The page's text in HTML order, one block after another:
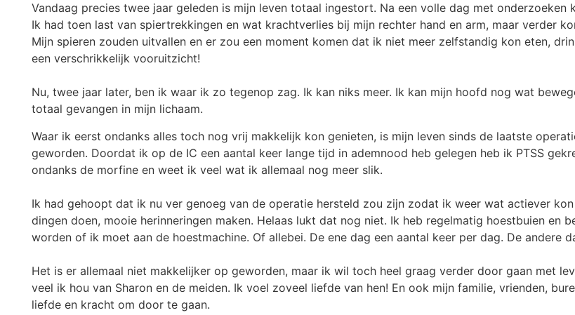
Vandaag precies twee jaar geleden is mijn leven totaal ingestort. Na een volle dag met
Ik had toen last van spiertrekkingen en wat krachtverlies bij mijn rechter hand en arm, maar verder
Mijn spieren zouden uitvallen en er zou een moment komen dat ik niet meer zelfstandig kon eten,
een verschrikkelijk vooruitzicht!
Nu, twee jaar later, ben ik waar ik zo tegenop zag. Ik kan niks meer. Ik kan mijn hoofd nog wat
totaal gevangen in mijn lichaam.
Waar ik eerst ondanks alles toch nog vrij makkelijk kon genieten, is mijn leven sinds de laatste
geworden. Doordat ik op de IC een aantal keer lange tijd in ademnood heb gelegen heb ik PTSS
ondanks de morfine en weet ik veel wat ik allemaal nog meer slik.
Ik had gehoopt dat ik nu ver genoeg van de operatie hersteld zou zijn zodat ik weer wat actiever
dingen doen, mooie herinneringen maken. Helaas lukt dat nog niet. Ik heb regelmatig hoestbuien en
worden of ik moet aan de hoestmachine. Of allebei. De ene dag een aantal keer per dag. De andere
Het is er allemaal niet makkelijker op geworden, maar ik wil toch heel graag verder door gaan met
veel ik hou van Sharon en de meiden. Ik voel zoveel liefde van hen! En ook mijn familie, vrienden,
liefde en kracht om door te gaan.